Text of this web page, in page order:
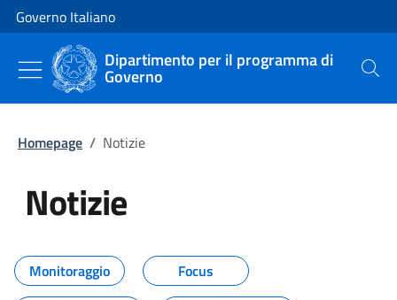
Vai al contenuto
Vai alla navigazione del sito
Governo Italiano
Dipartimento per il programma di
Governo Cerca
Homepage / Notizie
Notizie
Tutti i contenuti della pagina
Monitoraggio
Focus